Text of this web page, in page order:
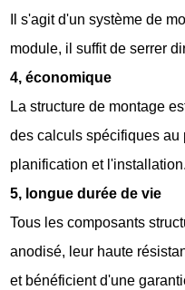
Il s'agit d'un système de
module, il suffit de serrer
4, économique
La structure de montage
des calculs spécifiques au
planification et l'installation.
5, longue durée de vie
Tous les composants
anodisé, leur haute
et bénéficient d'une